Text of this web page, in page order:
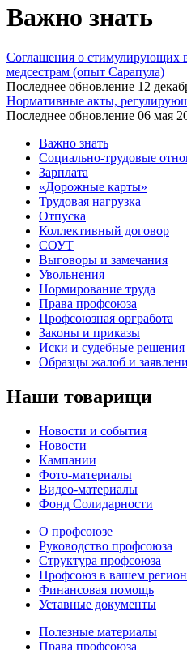
Важно знать
Соглашения о стимулирующих
медсестрам (опыт Сарапула)
Последнее обновление 12
Нормативные акты,
Последнее обновление 06 мая
Важно знать
Социально-трудовые
Зарплата
«Дорожные карты»
Трудовая нагрузка
Отпуска
Коллективный договор
СОУТ
Выговоры и замечания
Увольнения
Нормирование труда
Права профсоюза
Профсоюзная оргработа
Законы и приказы
Иски и судебные решения
Образцы жалоб и
Наши товарищи
Новости и события
Новости
Кампании
Фото-материалы
Видео-материалы
Фонд Солидарности
О профсоюзе
Руководство профсоюза
Структура профсоюза
Профсоюз в вашем
Финансовая помощь
Уставные документы
Полезные материалы
Права профсоюза